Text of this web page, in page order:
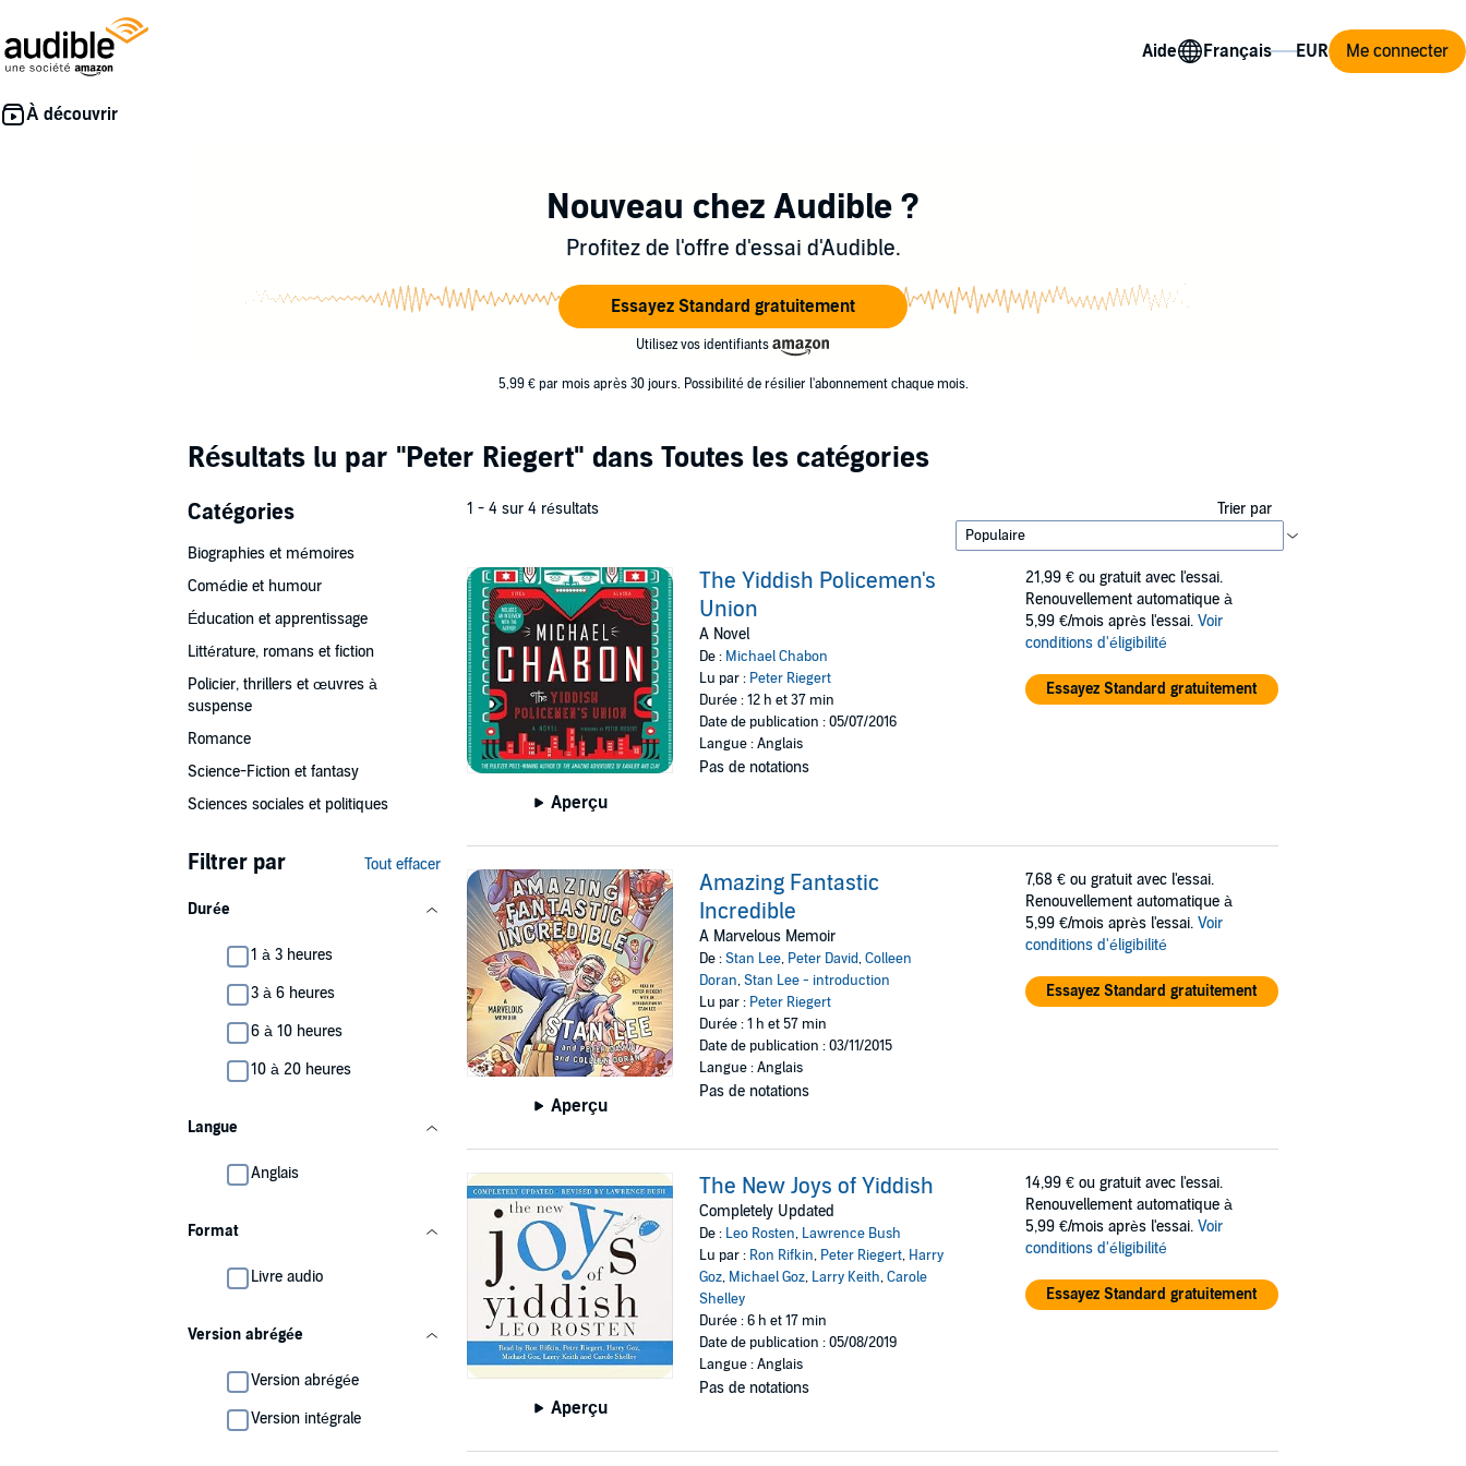
Aide Me connecter
Nouveau chez Audible ?
Profitez de l'offre d'essai d'Audible.
Essayez Standard gratuitement
Utilisez vos identifiants
5,99 € par mois après 30 jours. Possibilité de résilier l'abonnement chaque mois.
Résultats lu par "Peter Riegert" dans Toutes les catégories
Catégories
Biographies et mémoires
Comédie et humour
Éducation et apprentissage
Littérature, romans et fiction
Policier, thrillers et œuvres à
suspense
Romance
Science-Fiction et fantasy
Sciences sociales et politiques
Filtrer par Tout effacer
Durée
1 à 3 heures
3 à 6 heures
6 à 10 heures
10 à 20 heures
Langue
Anglais
Format
Livre audio
Version abrégée
Version abrégée
Version intégrale
1 - 4 sur 4 résultats Trier par
Aperçu
The Yiddish Policemen's
Union
A Novel
De : Michael Chabon
Lu par : Peter Riegert
Durée : 12 h et 37 min
Date de publication : 05/07/2016
Langue : Anglais
Pas de notations
21,99 € ou gratuit avec l'essai.
Renouvellement automatique à
5,99 €/mois après l'essai. Voir
conditions d'éligibilité
Essayez Standard gratuitement
Aperçu
Amazing Fantastic
Incredible
A Marvelous Memoir
De :Stan Lee, Peter David,Colleen
Doran,Stan Lee - introduction
Lu par : Peter Riegert
Durée : 1 h et 57 min
Date de publication : 03/11/2015
Langue : Anglais
Pas de notations
7,68 € ou gratuit avec l'essai.
Renouvellement automatique à
5,99 €/mois après l'essai. Voir
conditions d'éligibilité
Essayez Standard gratuitement
Aperçu
The New Joys of Yiddish
Completely Updated
De : Leo Rosten, Lawrence Bush
Lu par : Ron Rifkin, Peter Riegert, Harry
Goz, Michael Goz, Larry Keith,Carole
Shelley
Durée : 6 h et 17 min
Date de publication : 05/08/2019
Langue : Anglais
Pas de notations
14,99 € ou gratuit avec l'essai.
Renouvellement automatique à
5,99 €/mois après l'essai. Voir
conditions d'éligibilité
Essayez Standard gratuitement